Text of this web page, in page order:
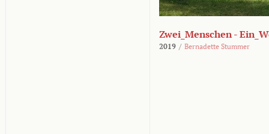
Zwei_Menschen -
2019 / Bernadette Stummer